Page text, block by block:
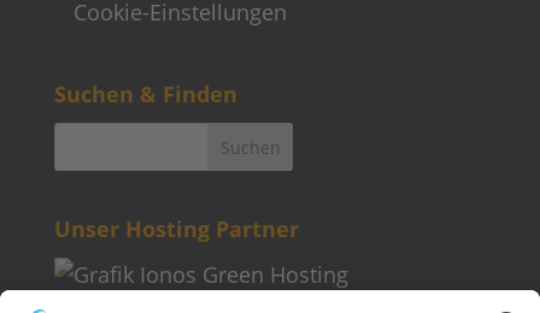
Cookie-Einstellungen
Suchen & Finden
Unser Hosting Partner